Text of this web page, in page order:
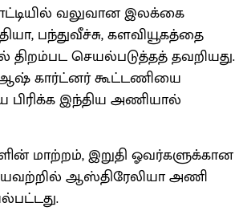
வலுவான இலக்கை
பந்துவீச்சு, களவியூகத்தை
திறம்பட செயல்படுத்தத் தவறியது.
ஆஷ் கார்ட்னர் கூட்டணியை
பிரிக்க இந்திய அணியால்
மாற்றம், இறுதி ஓவர்களுக்கான
ஆஸ்திரேலியா அணி